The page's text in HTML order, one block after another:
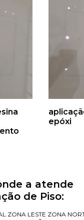
epóxi
a atende
de Piso:
ZONA LESTE ZONA